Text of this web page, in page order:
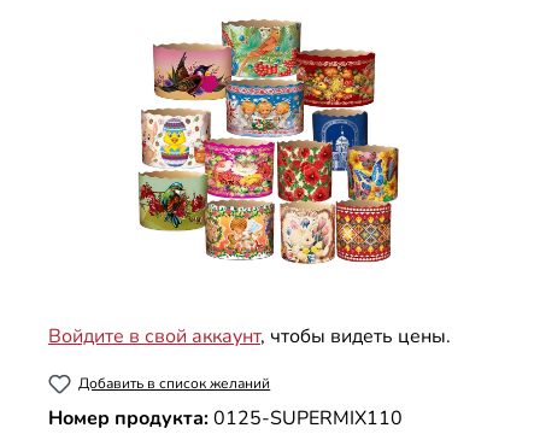
Войдите в свой аккаунт, чтобы видеть цены.
Добавить в список желаний
Номер продукта:0125-SUPERMIX110